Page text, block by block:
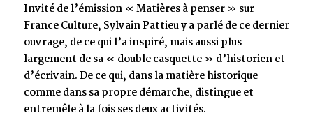
Invité de l’émission « Matières à penser » sur
France Culture, Sylvain Pattieu y a parlé de ce dernier
ouvrage, de ce qui l’a inspiré, mais aussi plus
largement de sa « double casquette » d’historien et
d’écrivain. De ce qui, dans la matière historique
comme dans sa propre démarche, distingue et
entremêle à la fois ses deux activités.